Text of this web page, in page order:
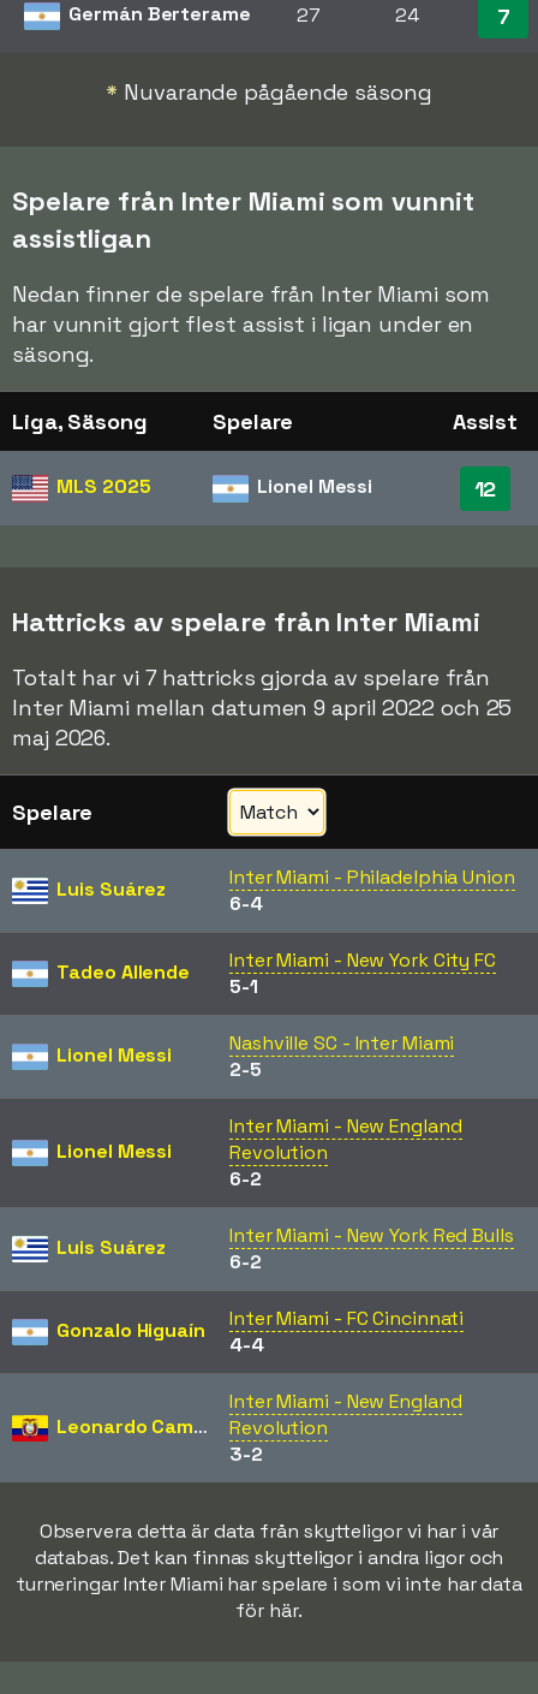
Germán Berterame 27 24 7
* Nuvarande pågående säsong
Spelare från Inter Miami som vunnit
assistligan
Nedan finner de spelare från Inter Miami som
har vunnit gjort flest assist i ligan under en
säsong.
Liga, Säsong Spelare Assist
MLS 2025 Lionel Messi 12
Hattricks av spelare från Inter Miami
Totalt har vi 7 hattricks gjorda av spelare från
Inter Miami mellan datumen 9 april 2022 och 25
maj 2026.
Spelare
Luis Suárez
Inter Miami - Philadelphia Union
6-4
Tadeo Allende
Inter Miami - New York City FC
5-1
Lionel Messi
Nashville SC - Inter Miami
2-5
Lionel Messi
Inter Miami - New England
Revolution
6-2
Luis Suárez
Inter Miami - New York Red Bulls
6-2
Gonzalo Higuaín
Inter Miami - FC Cincinnati
4-4
Leonardo Campana
Inter Miami - New England
Revolution
3-2
Observera detta är data från skytteligor vi har i vår
databas. Det kan finnas skytteligor i andra ligor och
turneringar Inter Miami har spelare i som vi inte har data
för här.